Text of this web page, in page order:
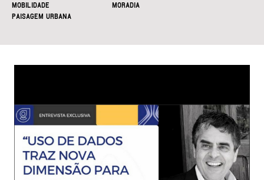
MOBILIDADE
MORADIA
PAISAGEM URBANA